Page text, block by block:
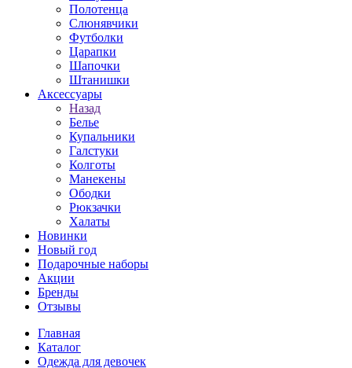
Полотенца
Слюнявчики
Футболки
Царапки
Шапочки
Штанишки
Аксессуары
Назад
Белье
Купальники
Галстуки
Колготы
Манекены
Ободки
Рюкзачки
Халаты
Новинки
Новый год
Подарочные наборы
Акции
Бренды
Отзывы
Главная
Каталог
Одежда для девочек